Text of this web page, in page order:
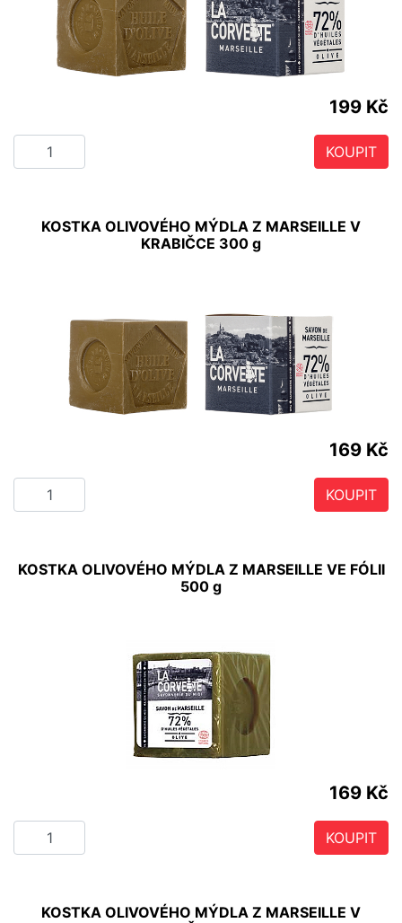
199 Kč
KOUPIT
KOSTKA OLIVOVÉHO MÝDLA Z MARSEILLE V
KRABIČCE 300 g
169 Kč
KOUPIT
KOSTKA OLIVOVÉHO MÝDLA Z MARSEILLE VE FÓLII
500 g
169 Kč
KOUPIT
KOSTKA OLIVOVÉHO MÝDLA Z MARSEILLE V